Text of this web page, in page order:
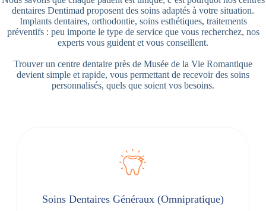
dentaires Dentimad proposent des soins adaptés à votre situation.
Implants dentaires, orthodontie, soins esthétiques, traitements
préventifs : peu importe le type de service que vous recherchez, nos
experts vous guident et vous conseillent.
Trouver un centre dentaire près de Musée de la Vie Romantique
devient simple et rapide, vous permettant de recevoir des soins
personnalisés, quels que soient vos besoins.
Soins Dentaires Généraux (Omnipratique)